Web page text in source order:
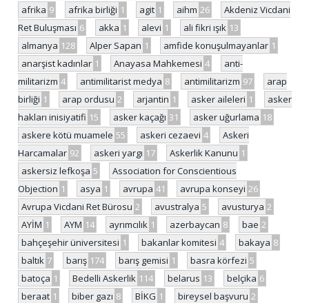
afrika 9 afrika birliği 1 agit 1 aihm 26
Akdeniz Vicdani
Ret Buluşması 6 akka 1 alevi 1 ali fikri ışık 13
almanya 128 Alper Sapan 1 amfide konuşulmayanlar 1
anarşist kadınlar 1 Anayasa Mahkemesi 4
anti-
militarizm 4 antimilitarist medya 8 antimilitarizm 97
arap
birliği 1 arap ordusu 2 arjantin 1 asker aileleri 1
asker
hakları inisiyatifi 15 asker kaçağı 31 asker uğurlama 18
askere kötü muamele 55 askeri cezaevi 4
Askeri
Harcamalar 92 askeri yargı 17 Askerlik Kanunu 1
askersiz lefkoşa 5
Association for Conscientious
Objection 1 asya 1 avrupa 41 avrupa konseyi 26
Avrupa Vicdani Ret Bürosu 2 avustralya 5 avusturya 2
AYİM 1 AYM 14 ayrımcılık 1 azerbaycan 8 bae 2
bahçeşehir üniversitesi 1 bakanlar komitesi 4 bakaya 8
baltık 7 barış 174 barış gemisi 1 basra körfezi 5
batoça 1 Bedelli Askerlik 114 belarus 13 belçika 6
beraat 1 biber gazı 8 BİKG 1 bireysel başvuru 2